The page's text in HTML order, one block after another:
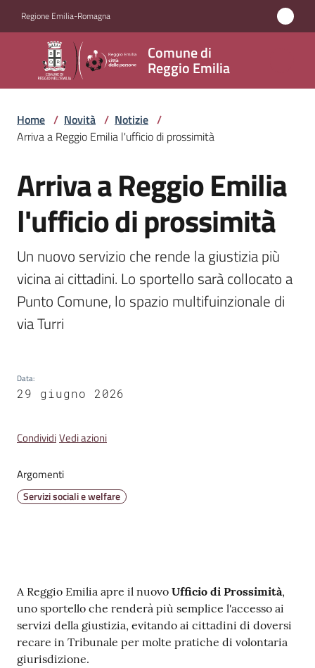
Regione Emilia-Romagna
Comune di
Reggio Emilia
Comune
di
Reggio
Emilia
Amministrazione
Servizi
Novità
Menu selezionato
Vivere
Reggio
Emilia
argomenti
T
u
o
E
v
e
Home / Novità / Notizie /
Arriva a Reggio Emilia l'ufficio di prossimità
Salta al contenuto
Arriva a Reggio Emilia
l'ufficio di prossimità
Un nuovo servizio che rende la giustizia più
vicina ai cittadini. Lo sportello sarà collocato a
Punto Comune, lo spazio multifuinzionale di
via Turri
Data:
29 giugno 2026
CondividiVedi azioni
Argomenti
Servizi sociali e welfare
Contenuto
A Reggio Emilia apre il nuovo Ufficio di Prossimità,
uno sportello che renderà più semplice l'accesso ai
servizi della giustizia, evitando ai cittadini di doversi
recare in Tribunale per molte pratiche di volontaria
giurisdizione.